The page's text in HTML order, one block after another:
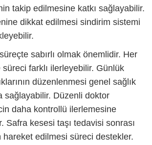
takip edilmesine katkı sağlayabilir.
dikkat edilmesi sindirim sistemi
sabırlı olmak önemlidir. Her
farklı ilerleyebilir. Günlük
düzenlenmesi genel sağlık
sağlayabilir. Düzenli doktor
daha kontrollü ilerlemesine
Safra kesesi taşı tedavisi sonrası
hareket edilmesi süreci destekler.